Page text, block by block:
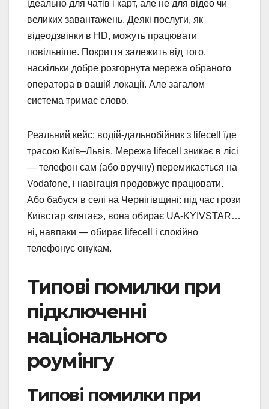
ідеально для чатів і карт, але не для відео чи
великих завантажень. Деякі послуги, як
відеодзвінки в HD, можуть працювати
повільніше. Покриття залежить від того,
наскільки добре розгорнута мережа обраного
оператора в вашій локації. Але загалом
система тримає слово.
Реальний кейс: водій-дальнобійник з lifecell їде
трасою Київ–Львів. Мережа lifecell зникає в лісі
— телефон сам (або вручну) перемикається на
Vodafone, і навігація продовжує працювати.
Або бабуся в селі на Чернігівщині: під час грози
Київстар «лягає», вона обирає UA-KYIVSTAR…
ні, навпаки — обирає lifecell і спокійно
телефонує онукам.
Типові помилки при
підключенні
національного
роумінгу
Типові помилки при